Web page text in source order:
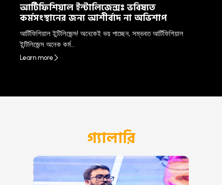
আর্টিফিশিয়াল ইন্টালিজেন্সঃ ভবিষ্যত
কর্মসংস্থানের জন্য আশীর্বাদ না অভিশাপ
আর্টিফিশিয়াল ইন্টিলিজেন্স! অনেকেই ভয় পাচ্ছেন, সম্ভবত আর্টিফিশিয়াল
ইন্টিলিজেন্স অনেক কর্ম…
Learn more
গ্যালারি